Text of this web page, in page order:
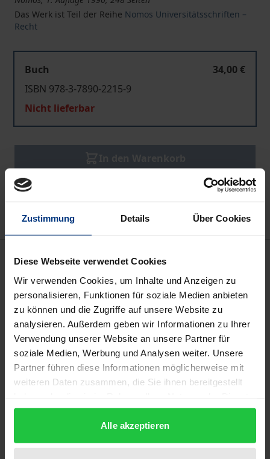
Zustimmung Details Über Cookies
Diese Webseite verwendet Cookies
Wir verwenden Cookies, um Inhalte und Anzeigen zu
personalisieren, Funktionen für soziale Medien anbieten
zu können und die Zugriffe auf unsere Website zu
analysieren. Außerdem geben wir Informationen zu Ihrer
Verwendung unserer Website an unsere Partner für
soziale Medien, Werbung und Analysen weiter. Unsere
Partner führen diese Informationen möglicherweise mit
weiteren Daten zusammen, die Sie ihnen bereitgestellt
gesammelt haben.
Alle akzeptieren
Das Werk ist Teil der Reihe Nomos Universitätsschriften –
Recht
Buch
34,00 €
ISBN 978-3-7890-2215-9
Nicht lieferbar
In den Warenkorb
Zur Wunschliste hinzufügen
Hinweise zu Versandkosten
Bibliografische Angaben
Auflage
1
ISBN
978-3-7890-2215-9
Erscheinungsdatum
Erscheinungsjahr
1990